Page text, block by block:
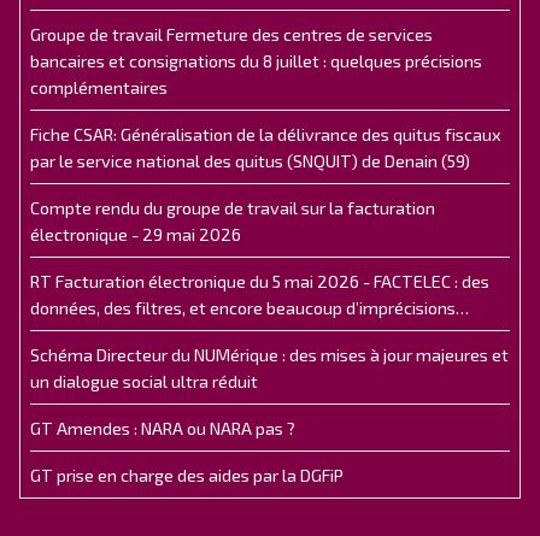
Groupe de travail Fermeture des centres de services
bancaires et consignations du 8 juillet : quelques précisions
complémentaires
Fiche CSAR: Généralisation de la délivrance des quitus fiscaux
par le service national des quitus (SNQUIT) de Denain (59)
Compte rendu du groupe de travail sur la facturation
électronique - 29 mai 2026
RT Facturation électronique du 5 mai 2026 - FACTELEC : des
données, des filtres, et encore beaucoup d’imprécisions…
Schéma Directeur du NUMérique : des mises à jour majeures et
un dialogue social ultra réduit
GT Amendes : NARA ou NARA pas ?
GT prise en charge des aides par la DGFiP